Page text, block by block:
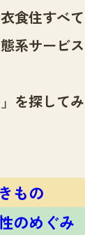
TOP
ー
ド
ドTOP
ぐみ
ス
ン
TOP
食住すべ
系サービ
を探して
もの
のめぐみ